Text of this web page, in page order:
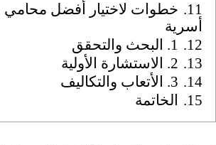
11.
خطوات لاختيار أفضل محامي
أسرية
12.
1. البحث والتحقق
13.
2. الاستشارة الأولية
14.
3. الأتعاب والتكاليف
15.
الخاتمة